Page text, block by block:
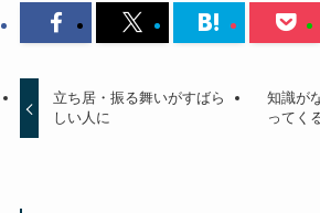
立ち居・振る舞いがすばら
しい人に
知識が
ってく